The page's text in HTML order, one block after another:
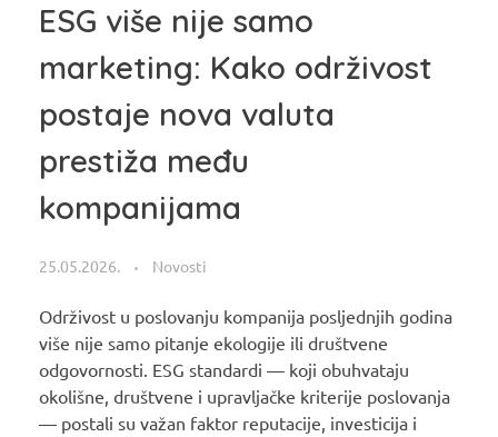
ESG više nije samo
marketing: Kako održivost
postaje nova valuta
prestiža među
kompanijama
25.05.2026. Novosti
Održivost u poslovanju kompanija posljednjih godina
više nije samo pitanje ekologije ili društvene
odgovornosti. ESG standardi — koji obuhvataju
okolišne, društvene i upravljačke kriterije poslovanja
— postali su važan faktor reputacije, investicija i